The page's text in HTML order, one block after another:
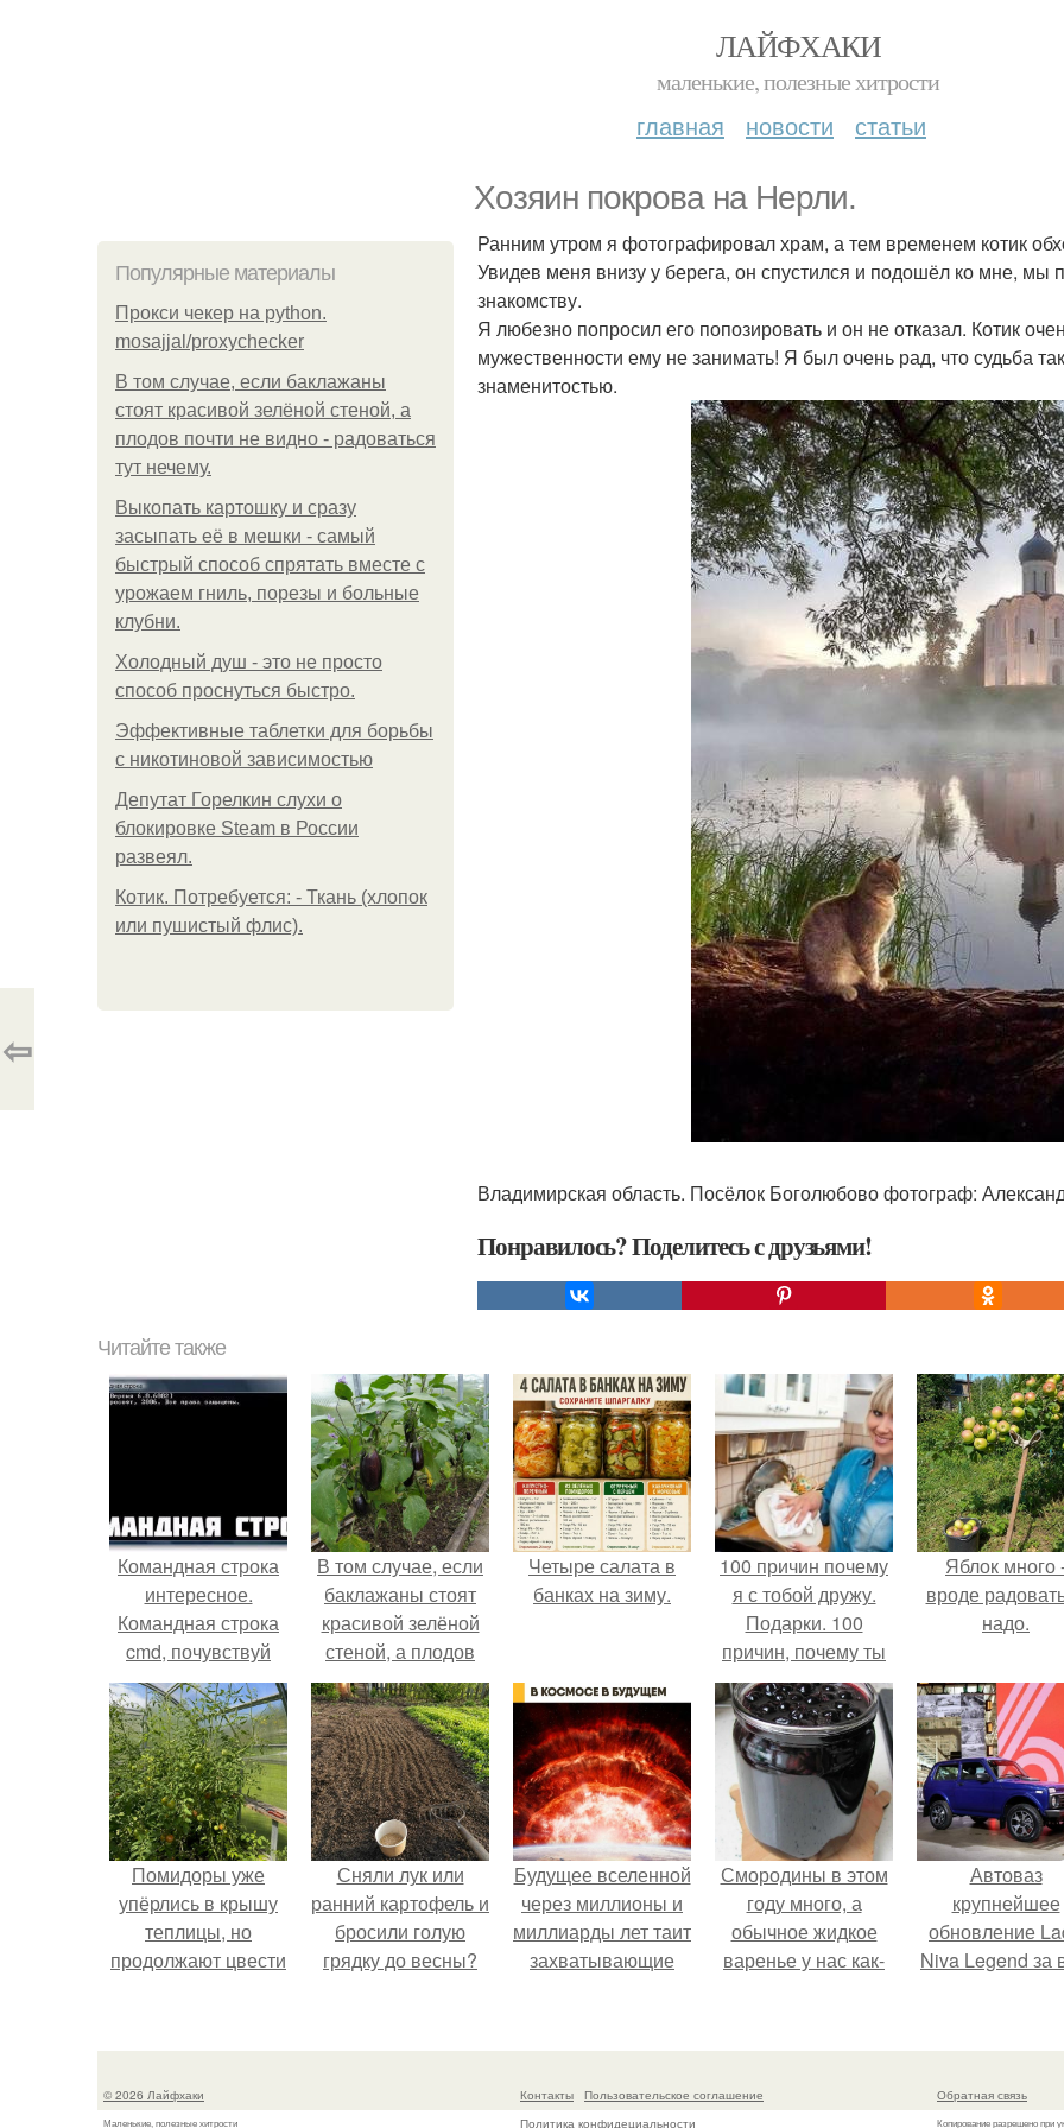
ЛАЙФХАКИ
маленькие, полезные хитрости
главная новости статьи
Хозяин покрова на Нерли.
Популярные материалы
Прокси чекер на python.
mosajjal/proxychecker
В том случае, если баклажаны
стоят красивой зелёной стеной, а
плодов почти не видно - радоваться
тут нечему.
Выкопать картошку и сразу
засыпать её в мешки - самый
быстрый способ спрятать вместе с
урожаем гниль, порезы и больные
клубни.
Холодный душ - это не просто
способ проснуться быстро.
Эффективные таблетки для борьбы
с никотиновой зависимостью
Депутат Горелкин слухи о
блокировке Steam в России
развеял.
Котик. Потребуется: - Ткань (хлопок
или пушистый флис).
Ранним утром я фотографировал храм, а тем временем котик
Увидев меня внизу у берега, он спустился и подошёл ко мне, мы
знакомству.
Я любезно попросил его попозировать и он не отказал. Котик
мужественности ему не занимать! Я был очень рад, что судьба
знаменитостью.
Владимирская область. Посёлок Боголюбово фотограф:
Понравилось? Поделитесь с друзьями!
⇦
Читайте также
Командная строка
интересное.
Командная строка
cmd, почувствуй
себя хакером.
В том случае, если
баклажаны стоят
красивой зелёной
стеной, а плодов
почти не видно -
радоваться тут
нечему.
Четыре салата в
банках на зиму.
100 причин почему
я с тобой дружу.
Подарки. 100
причин, почему ты
моя лучшая
подруга.
Яблок много
вроде
надо.
Помидоры уже
упёрлись в крышу
теплицы, но
продолжают цвести
Сняли лук или
ранний картофель и
бросили голую
грядку до весны?
Будущее вселенной
через миллионы и
миллиарды лет таит
захватывающие
Смородины в этом
году много, а
обычное жидкое
варенье у нас как-
Автоваз
крупнейшее
обновление
Niva Legend за
© 2026 Лайфхаки
Маленькие, полезные хитрости
Контакты
Пользовательское соглашение
Политика конфидециальности
Обратная связь
Копирование разрешено при